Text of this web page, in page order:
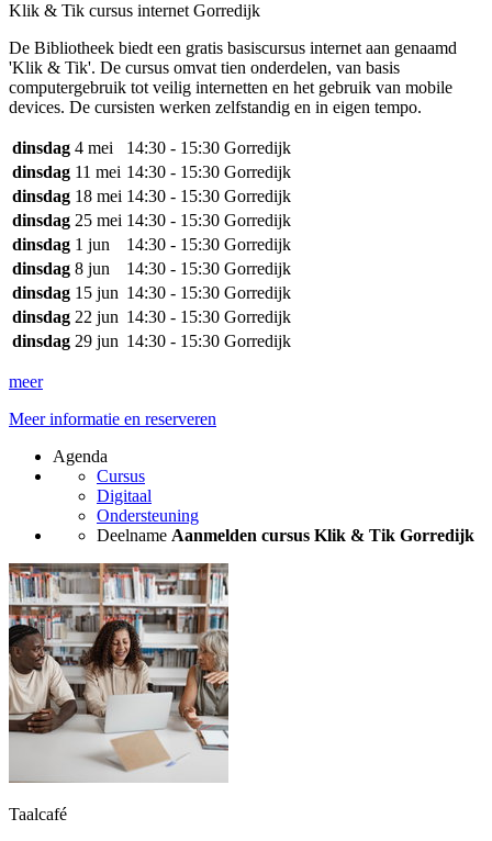
Klik & Tik cursus internet Gorredijk
De Bibliotheek biedt een gratis basiscursus internet aan genaamd
'Klik & Tik'. De cursus omvat tien onderdelen, van basis
computergebruik tot veilig internetten en het gebruik van mobile
devices. De cursisten werken zelfstandig en in eigen tempo.
dinsdag 4 mei 14:30 - 15:30 Gorredijk
dinsdag 11 mei 14:30 - 15:30 Gorredijk
dinsdag 18 mei 14:30 - 15:30 Gorredijk
dinsdag 25 mei 14:30 - 15:30 Gorredijk
dinsdag 1 jun 14:30 - 15:30 Gorredijk
dinsdag 8 jun 14:30 - 15:30 Gorredijk
dinsdag 15 jun 14:30 - 15:30 Gorredijk
dinsdag 22 jun 14:30 - 15:30 Gorredijk
dinsdag 29 jun 14:30 - 15:30 Gorredijk
meer
Meer informatie en reserveren
Agenda
Cursus
Digitaal
Ondersteuning
Deelname Aanmelden cursus Klik & Tik Gorredijk
Taalcafé